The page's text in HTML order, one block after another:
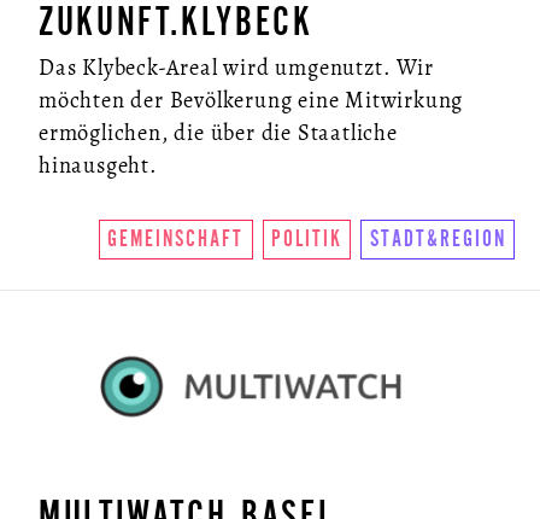
ZUKUNFT.KLYBECK
Das Klybeck-Areal wird umgenutzt. Wir
möchten der Bevölkerung eine Mitwirkung
ermöglichen, die über die Staatliche
hinausgeht.
GEMEINSCHAFT POLITIK STADT&REGION